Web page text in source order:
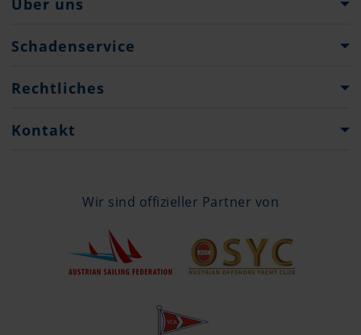
Über uns
Pantaenius Gruppe
Presse
Schadenservice
Verhalten im Schadenfall
Rechtliches
Impressum & Rechtliche Hinweise
Kontakt
Ansprechpartner
info@pantaenius.at
Wir sind offizieller Partner von